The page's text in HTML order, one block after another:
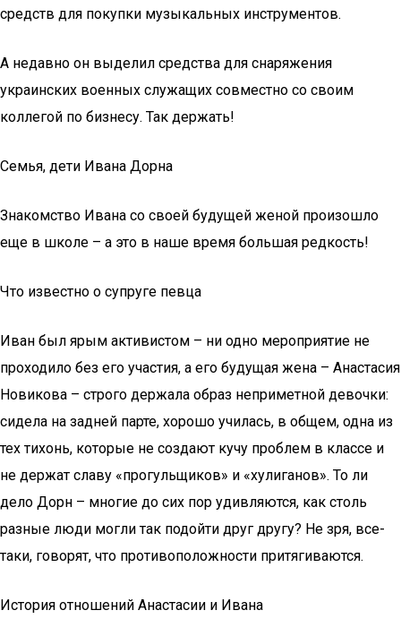
средств для покупки музыкальных инструментов.
А недавно он выделил средства для снаряжения
украинских военных служащих совместно со своим
коллегой по бизнесу. Так держать!
Семья, дети Ивана Дорна
Знакомство Ивана со своей будущей женой произошло
еще в школе – а это в наше время большая редкость!
Что известно о супруге певца
Иван был ярым активистом – ни одно мероприятие не
проходило без его участия, а его будущая жена – Анaстасия
Нoвикова – строго держала образ неприметной девочки:
сидела на задней парте, хорошо училась, в общем, одна из
тех тихонь, которые не создают кучу проблем в классе и
не держат славу «прогульщиков» и «хулиганов». То ли
дело Дорн – многие до сих пор удивляются, как столь
разные люди могли так подойти друг другу? Не зря, все-
таки, говорят, что противоположности притягиваются.
История отношений Анастасии и Ивана